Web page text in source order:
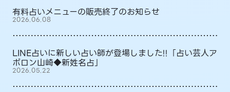
有料占いメニューの販売終了のお知らせ
2026.06.08
LINE占いに新しい占い師が登場しました!!「占い芸人ア
ポロン山崎◆新姓名占」
2026.05.22